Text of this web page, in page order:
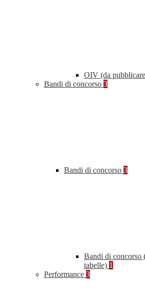
OIV (da
Bandi di concorso 3
Bandi di concorso 3
Bandi di concorso
tabelle) 1
Performance 3